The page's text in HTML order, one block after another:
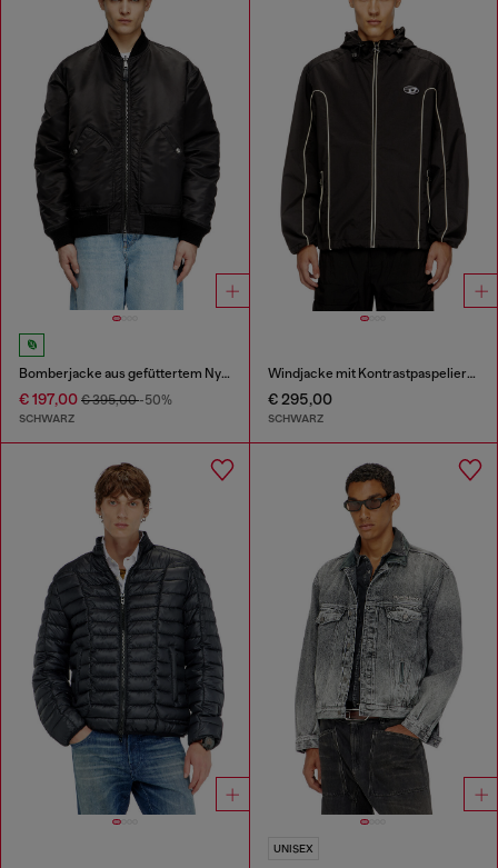
Bomberjacke aus gefüttertem Nylon mit Oval D
€ 197,00 € 395,00-50%
SCHWARZ
Windjacke mit Kontrastpaspelierung
€ 295,00
SCHWARZ
UNISEX